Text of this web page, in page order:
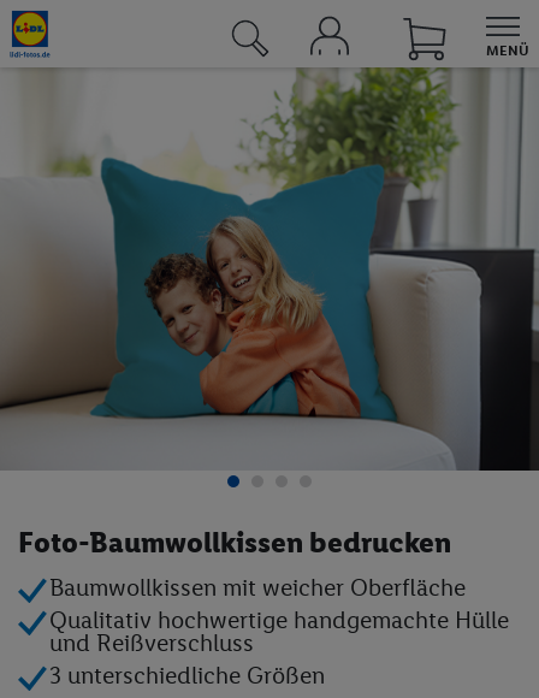
MENÜ
Fotobücher
Fotokalender
Fotoblock
Angebote
Onlineshop
Filial-Angebote
Foto-Baumwollkissen bedrucken
Baumwollkissen mit weicher Oberfläche
Qualitativ hochwertige handgemachte Hülle
und Reißverschluss
3 unterschiedliche Größen